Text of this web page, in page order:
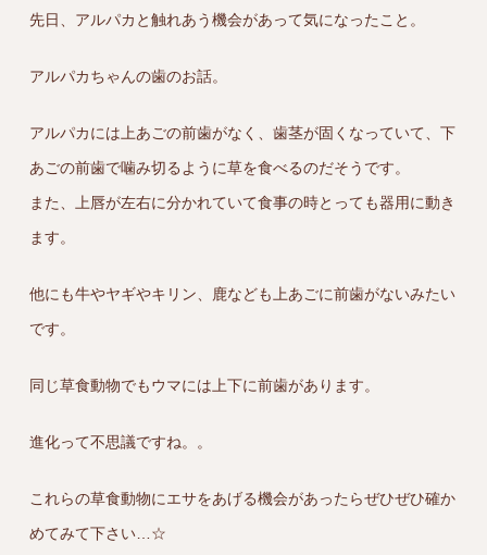
先日、アルパカと触れあう機会があって気になったこと。
アルパカちゃんの歯のお話。
アルパカには上あごの前歯がなく、歯茎が固くなっていて、下
あごの前歯で噛み切るように草を食べるのだそうです。
また、上唇が左右に分かれていて食事の時とっても器用に動き
ます。
他にも牛やヤギやキリン、鹿なども上あごに前歯がないみたい
です。
同じ草食動物でもウマには上下に前歯があります。
進化って不思議ですね。。
これらの草食動物にエサをあげる機会があったらぜひぜひ確か
めてみて下さい…☆